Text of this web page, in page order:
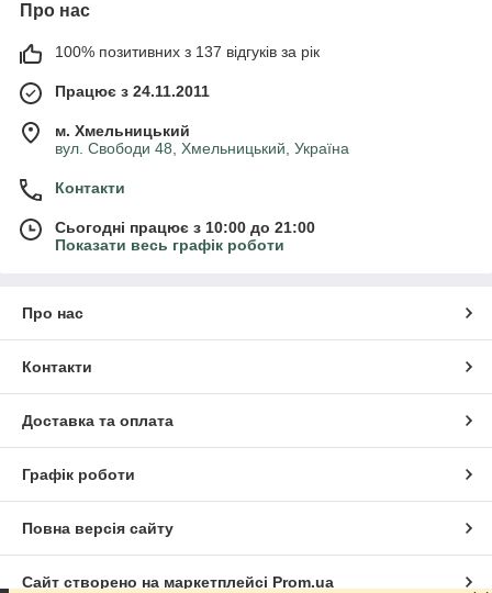
Про нас
100% позитивних з 137 відгуків за рік
Працює з 24.11.2011
м. Хмельницький
вул. Свободи 48, Хмельницький, Україна
Контакти
Сьогодні працює з 10:00 до 21:00
Показати весь графік роботи
Про нас
Контакти
Доставка та оплата
Графік роботи
Повна версія сайту
Сайт створено на маркетплейсі Prom.ua